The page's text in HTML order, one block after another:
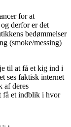
for at
derfor er det
bedømmelser
(smoke/messing)
til at få et kig ind i
ses faktisk internet
af deres
få et indblik i hvor